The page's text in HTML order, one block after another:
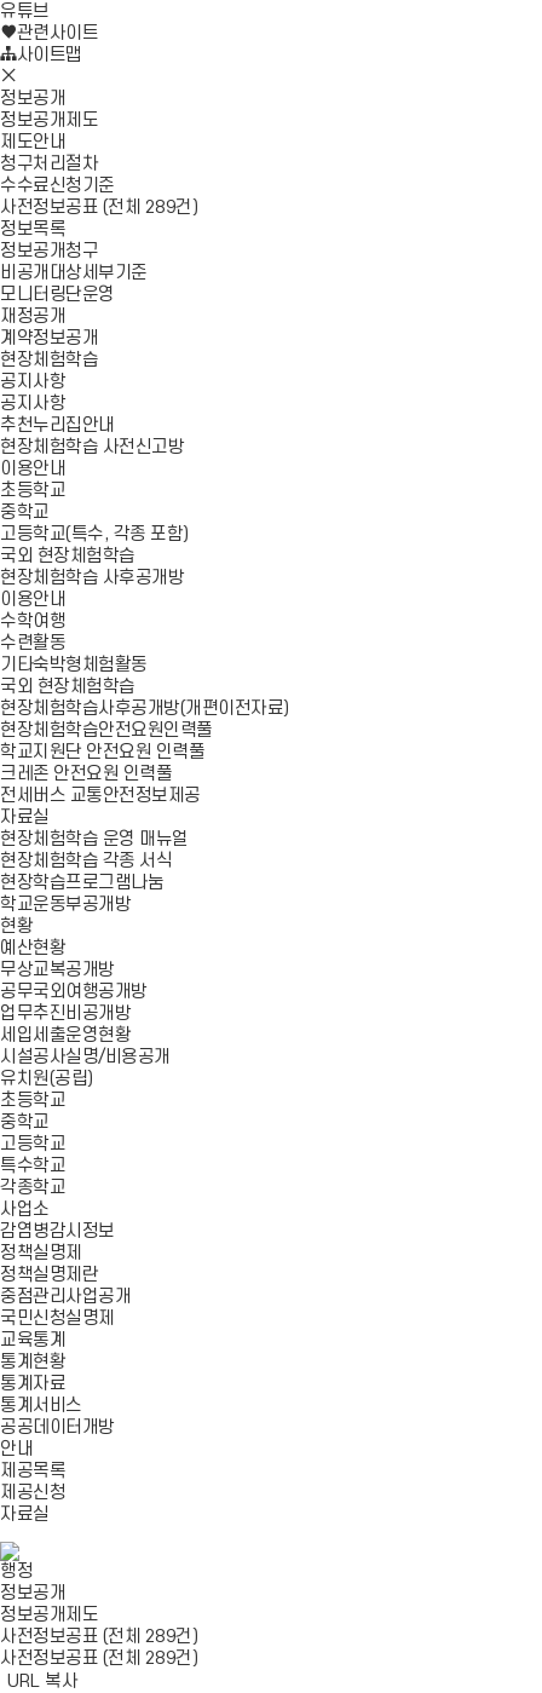
기
유튜브
로
가
관련사이트
사이트맵
모
바
일
메
뉴
닫
기
정보공개
정보공개제도
제도안내
청구처리절차
수수료신청기준
사전정보공표 (전체 289건)
정보목록
정보공개청구
비공개대상세부기준
모니터링단운영
재정공개
계약정보공개
현장체험학습
공지사항
공지사항
추천누리집안내
현장체험학습 사전신고방
이용안내
초등학교
중학교
고등학교(특수, 각종 포함)
국외 현장체험학습
현장체험학습 사후공개방
이용안내
수학여행
수련활동
기타숙박형체험활동
국외 현장체험학습
현장체험학습사후공개방(개편이전자료)
현장체험학습안전요원인력풀
학교지원단 안전요원 인력풀
크레존 안전요원 인력풀
전세버스 교통안전정보제공
자료실
현장체험학습 운영 매뉴얼
현장체험학습 각종 서식
현장학습프로그램나눔
학교운동부공개방
현황
예산현황
무상교복공개방
공무국외여행공개방
업무추진비공개방
세입세출운영현황
시설공사실명/비용공개
유치원(공립)
초등학교
중학교
고등학교
특수학교
각종학교
사업소
감염병감시정보
정책실명제
정책실명제란
중점관리사업공개
국민신청실명제
교육통계
통계현황
통계자료
통계서비스
공공데이터개방
안내
제공목록
제공신청
자료실
행정
정보공개
정보공개제도
사전정보공표 (전체 289건)
사전정보공표 (전체 289건)
URL 복사